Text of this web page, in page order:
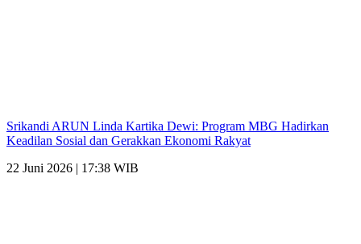
Srikandi ARUN Linda Kartika Dewi: Program MBG Hadirkan
Keadilan Sosial dan Gerakkan Ekonomi Rakyat
22 Juni 2026 | 17:38 WIB